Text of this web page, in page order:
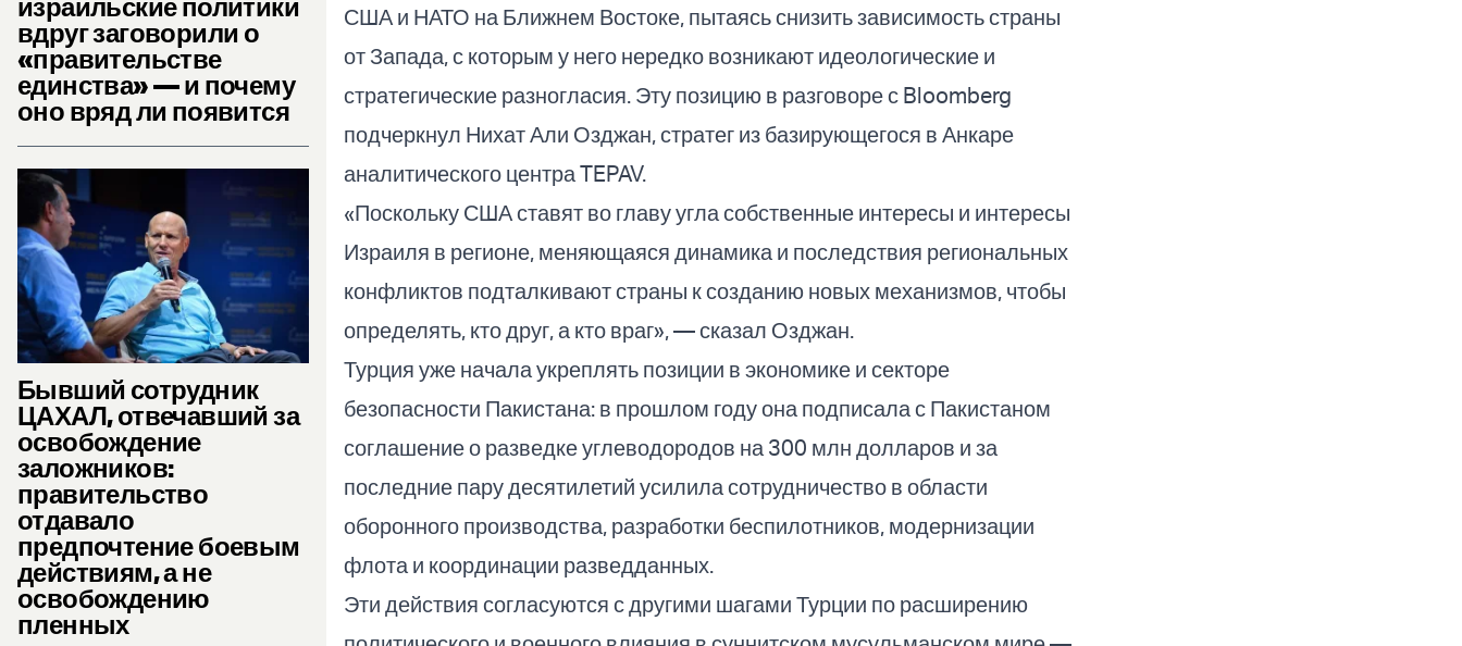
вдруг заговорили о
«правительстве
единства» — и почему
оно вряд ли появится
Бывший сотрудник
ЦАХАЛ, отвечавший за
освобождение
заложников:
правительство
отдавало
предпочтение боевым
действиям, а не
освобождению
пленных
США и НАТО на Ближнем Востоке, пытаясь снизить зависимость страны
от Запада, с которым у него нередко возникают идеологические и
стратегические разногласия. Эту позицию в разговоре с Bloomberg
подчеркнул Нихат Али Озджан, стратег из базирующегося в Анкаре
аналитического центра TEPAV.
«Поскольку США ставят во главу угла собственные интересы и интересы
Израиля в регионе, меняющаяся динамика и последствия региональных
конфликтов подталкивают страны к созданию новых механизмов, чтобы
определять, кто друг, а кто враг», — сказал Озджан.
Турция уже начала укреплять позиции в экономике и секторе
безопасности Пакистана: в прошлом году она подписала с Пакистаном
соглашение о разведке углеводородов на 300 млн долларов и за
последние пару десятилетий усилила сотрудничество в области
оборонного производства, разработки беспилотников, модернизации
флота и координации разведданных.
Эти действия согласуются с другими шагами Турции по расширению